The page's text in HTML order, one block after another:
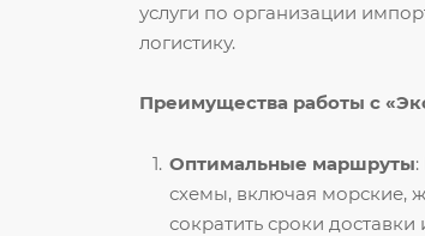
услуги по организации
логистику.
Преимущества работы с
Оптимальные маршруты
схемы, включая морские,
сократить сроки доставки